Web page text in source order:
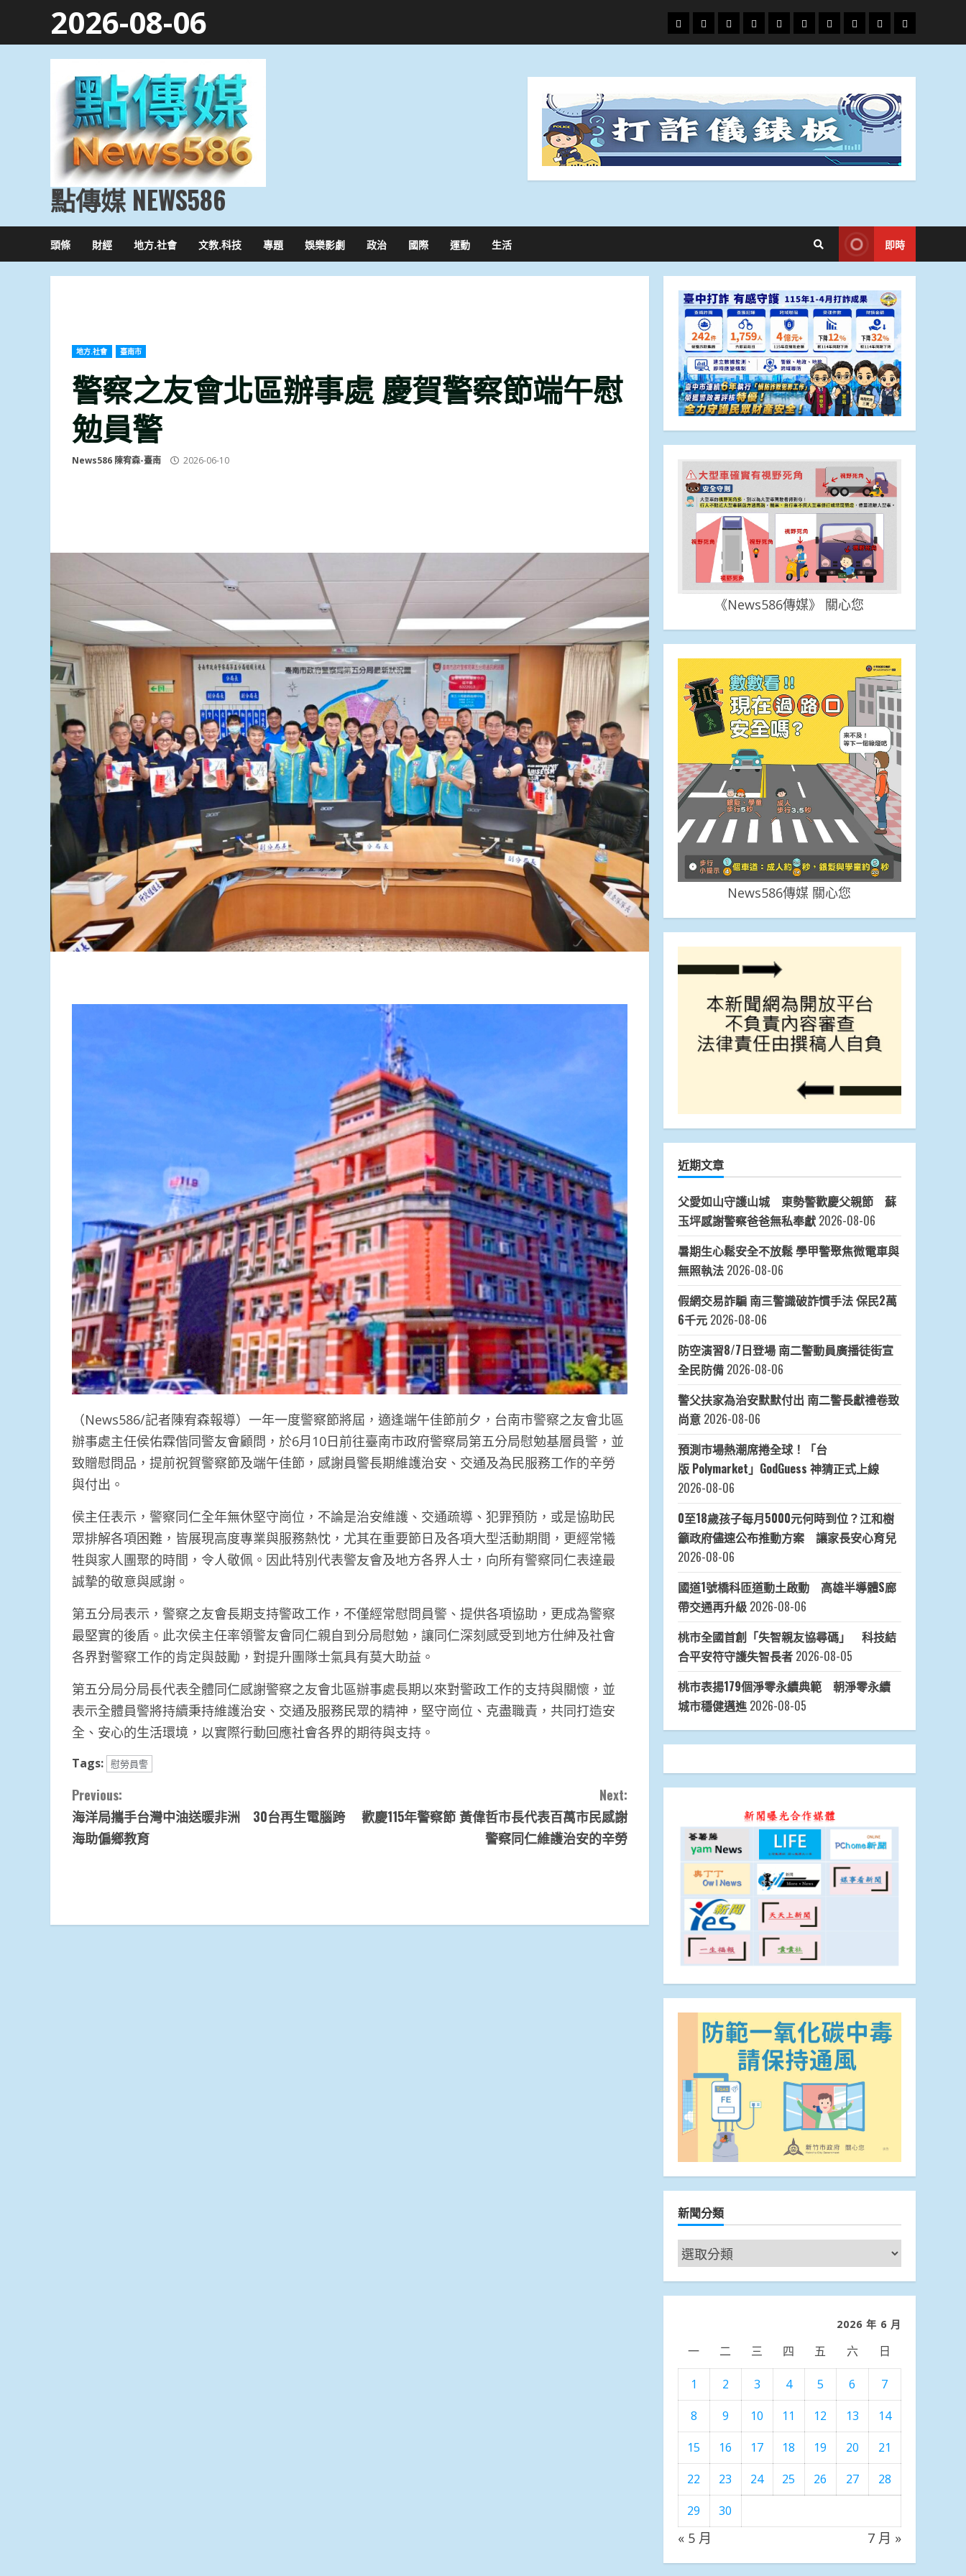
2026-08-06
頭
條
財
經
地
方.
文
教.
專
題
娛
樂
政
治
國
際
運
動
生
活
點傳媒 NEWS586
頭條 財經 地方.社會 文教.科技 專題 娛樂影劇 政治 國際 運動 生活 即時
地方.社會 臺南市
警察之友會北區辦事處 慶賀警察節端午慰
勉員警
News586 陳宥森-臺南 2026-06-10
（News586/記者陳宥森報導）一年一度警察節將屆，適逢端午佳節前夕，台南市警察之友會北區
辦事處主任侯佑霖偕同警友會顧問，於6月10日前往臺南市政府警察局第五分局慰勉基層員警，並
致贈慰問品，提前祝賀警察節及端午佳節，感謝員警長期維護治安、交通及為民服務工作的辛勞
與付出。
侯主任表示，警察同仁全年無休堅守崗位，不論是治安維護、交通疏導、犯罪預防，或是協助民
眾排解各項困難，皆展現高度專業與服務熱忱，尤其在重要節日及各項大型活動期間，更經常犧
牲與家人團聚的時間，令人敬佩。因此特別代表警友會及地方各界人士，向所有警察同仁表達最
誠摯的敬意與感謝。
第五分局表示，警察之友會長期支持警政工作，不僅經常慰問員警、提供各項協助，更成為警察
最堅實的後盾。此次侯主任率領警友會同仁親自到分局慰勉，讓同仁深刻感受到地方仕紳及社會
各界對警察工作的肯定與鼓勵，對提升團隊士氣具有莫大助益。
第五分局分局長代表全體同仁感謝警察之友會北區辦事處長期以來對警政工作的支持與關懷，並
表示全體員警將持續秉持維護治安、交通及服務民眾的精神，堅守崗位、克盡職責，共同打造安
全、安心的生活環境，以實際行動回應社會各界的期待與支持。
Tags: 慰勞員警
Continue
Reading
Previous:
海洋局攜手台灣中油送暖非洲 30台再生電腦跨
海助偏鄉教育
Next:
歡慶115年警察節 黃偉哲市長代表百萬市民感謝
警察同仁維護治安的辛勞
《News586傳媒》 關心您
News586傳媒 關心您
近期文章
父愛如山守護山城 東勢警歡慶父親節 蘇
玉坪感謝警察爸爸無私奉獻 2026-08-06
暑期生心鬆安全不放鬆 學甲警聚焦微電車與
無照執法 2026-08-06
假網交易詐騙 南三警識破詐慣手法 保民2萬
6千元 2026-08-06
防空演習8/7日登場 南二警動員廣播徒街宣
全民防備 2026-08-06
警父扶家為治安默默付出 南二警長獻禮卷致
尚意 2026-08-06
預測市場熱潮席捲全球！「台
版 Polymarket」GodGuess 神猜正式上線
2026-08-06
0至18歲孩子每月5000元何時到位？江和樹
籲政府儘速公布推動方案 讓家長安心育兒
2026-08-06
國道1號橋科匝道動土啟動 高雄半導體S廊
帶交通再升級 2026-08-06
桃市全國首創「失智親友協尋碼」 科技結
合平安符守護失智長者 2026-08-05
桃市表揚179個淨零永續典範 朝淨零永續
城市穩健邁進 2026-08-05
新聞分類
新
聞
分
2026 年 6 月
一 二 三 四 五 六 日
1 2 3 4 5 6
7
8
9 10 11 12 13
14
15
16 17 18 19 20
21
22
23 24 25 26 27
28
29
30
« 5 月 7 月 »